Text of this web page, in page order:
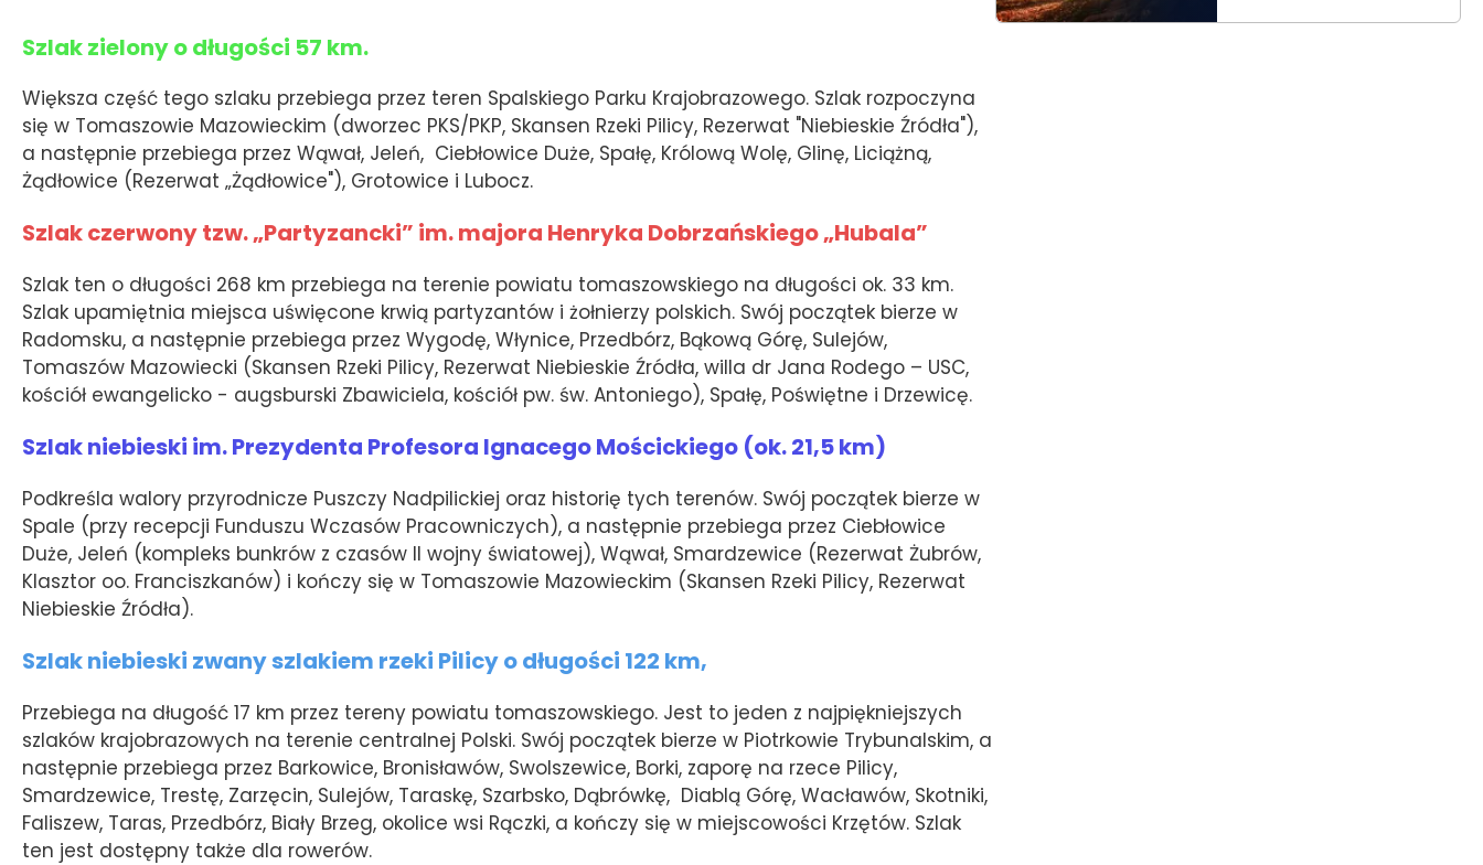
Szlak zielony o długości 57 km.
Większa część tego szlaku przebiega przez teren Spalskiego Parku Krajobrazowego. Szlak rozpoczyna
się w Tomaszowie Mazowieckim (dworzec PKS/PKP, Skansen Rzeki Pilicy, Rezerwat "Niebieskie Źródła"),
a następnie przebiega przez Wąwał, Jeleń, Ciebłowice Duże, Spałę, Królową Wolę, Glinę, Liciążną,
Żądłowice (Rezerwat „Żądłowice"), Grotowice i Lubocz.
Szlak czerwony tzw. „Partyzancki” im. majora Henryka Dobrzańskiego „Hubala”
Szlak ten o długości 268 km przebiega na terenie powiatu tomaszowskiego na długości ok. 33 km.
Szlak upamiętnia miejsca uświęcone krwią partyzantów i żołnierzy polskich. Swój początek bierze w
Radomsku, a następnie przebiega przez Wygodę, Włynice, Przedbórz, Bąkową Górę, Sulejów,
Tomaszów Mazowiecki (Skansen Rzeki Pilicy, Rezerwat Niebieskie Źródła, willa dr Jana Rodego – USC,
kościół ewangelicko - augsburski Zbawiciela, kościół pw. św. Antoniego), Spałę, Poświętne i Drzewicę.
Szlak niebieski im. Prezydenta Profesora Ignacego Mościckiego (ok. 21,5 km)
Podkreśla walory przyrodnicze Puszczy Nadpilickiej oraz historię tych terenów. Swój początek bierze w
Spale (przy recepcji Funduszu Wczasów Pracowniczych), a następnie przebiega przez Ciebłowice
Duże, Jeleń (kompleks bunkrów z czasów II wojny światowej), Wąwał, Smardzewice (Rezerwat Żubrów,
Klasztor oo. Franciszkanów) i kończy się w Tomaszowie Mazowieckim (Skansen Rzeki Pilicy, Rezerwat
Niebieskie Źródła).
Szlak niebieski zwany szlakiem rzeki Pilicy o długości 122 km,
Przebiega na długość 17 km przez tereny powiatu tomaszowskiego. Jest to jeden z najpiękniejszych
szlaków krajobrazowych na terenie centralnej Polski. Swój początek bierze w Piotrkowie Trybunalskim, a
następnie przebiega przez Barkowice, Bronisławów, Swolszewice, Borki, zaporę na rzece Pilicy,
Smardzewice, Trestę, Zarzęcin, Sulejów, Taraskę, Szarbsko, Dąbrówkę, Diablą Górę, Wacławów, Skotniki,
Faliszew, Taras, Przedbórz, Biały Brzeg, okolice wsi Rączki, a kończy się w miejscowości Krzętów. Szlak
ten jest dostępny także dla rowerów.